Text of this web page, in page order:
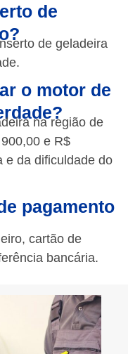
de
de geladeira
o motor de
na região de
e R$
e da dificuldade do
pagamento
cartão de
bancária.